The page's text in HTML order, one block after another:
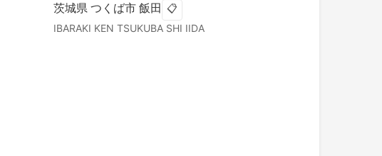
茨城県 つくば市 飯田 📋
IBARAKI KEN TSUKUBA SHI IIDA